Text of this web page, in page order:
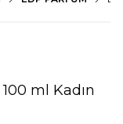
ml Kadın